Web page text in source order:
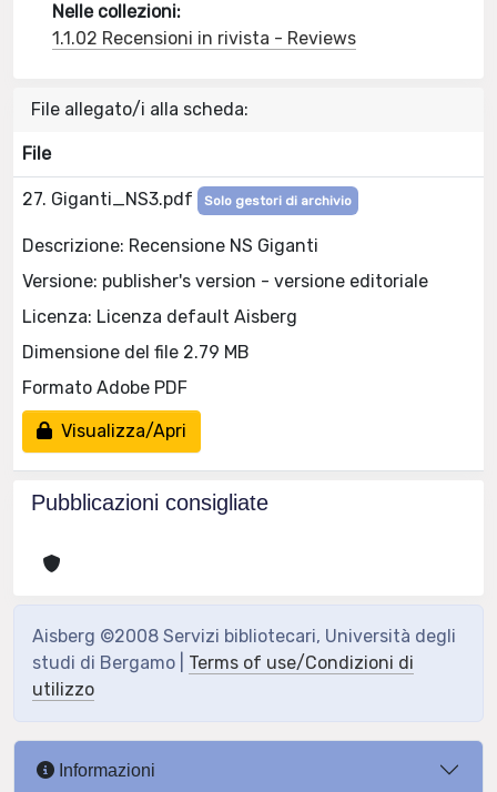
Nelle collezioni:
1.1.02 Recensioni in rivista - Reviews
File allegato/i alla scheda:
File
27. Giganti_NS3.pdf Solo gestori di archivio
Descrizione: Recensione NS Giganti
Versione: publisher's version - versione editoriale
Licenza: Licenza default Aisberg
Dimensione del file 2.79 MB
Formato Adobe PDF
Visualizza/Apri
Pubblicazioni consigliate
Aisberg ©2008 Servizi bibliotecari, Università degli
studi di Bergamo | Terms of use/Condizioni di
utilizzo
Informazioni